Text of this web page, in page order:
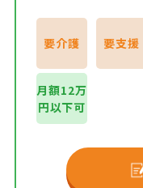
要介護 要支援
月額12万
円以下可